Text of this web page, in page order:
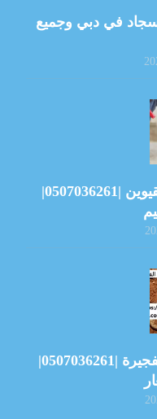
في دبي وجميع
شركة تعقيم منازل في ام القيوين |0507036261|
شركة مكافحة الثعابين في الفجيرة |0507036261|